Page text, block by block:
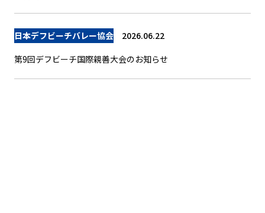
日本デフビーチバレー協会 2026.06.22
第9回デフビーチ国際親善大会のお知らせ